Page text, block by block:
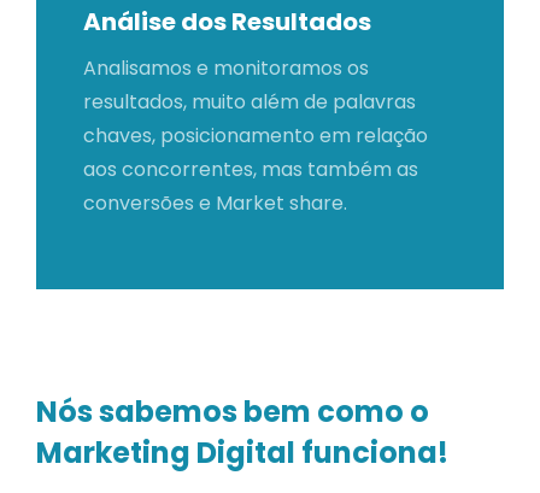
Análise dos Resultados
Analisamos e monitoramos os
resultados, muito além de palavras
chaves, posicionamento em relação
aos concorrentes, mas também as
conversões e Market share.
Nós sabemos bem como o
Marketing Digital funciona!